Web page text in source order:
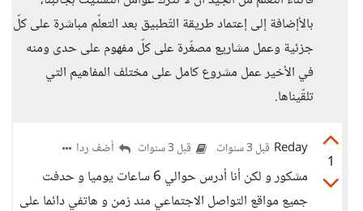
بالأإضافة إلى إعتماد طريقة التّطبيق بعد التعلّم مباشرة على كلّ
جزئية وعمل مشاريع مصغّرة على كلّ مفهوم على حدى ومنه
في الأخير عمل مشروع كامل على مختلف المفاهيم التي
تلقّيناها.
1
Reday قبل 3 سنوات قبل 3 سنوات أضف ردا
مشكور و لكن أنا أدرس حوالي 6 ساعات يوميا و حدفت
جميع مواقع التواصل الاجتماعي مند زمن و هاتفي دائما على